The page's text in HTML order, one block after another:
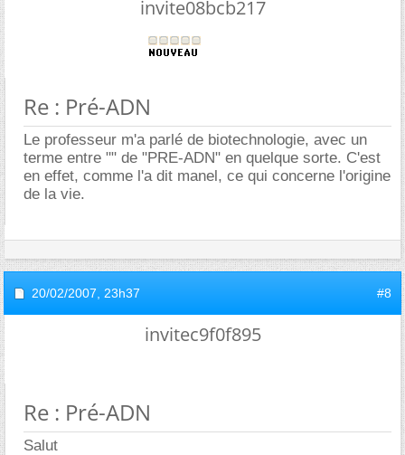
invite08bcb217
Re : Pré-ADN
Le professeur m'a parlé de biotechnologie, avec un
terme entre "" de "PRE-ADN" en quelque sorte. C'est
en effet, comme l'a dit manel, ce qui concerne l'origine
de la vie.
20/02/2007, 23h37 #8
invitec9f0f895
Re : Pré-ADN
Salut